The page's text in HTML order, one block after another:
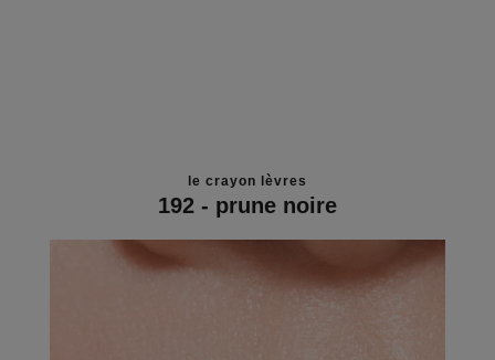
le crayon lèvres
192 - prune noire